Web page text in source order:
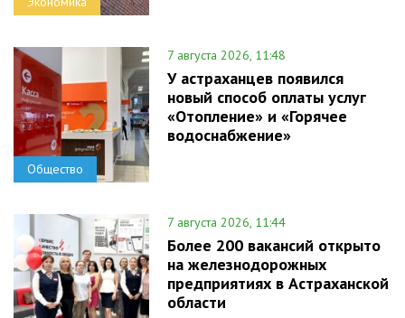
Общество
7 августа 2026, 11:48
У астраханцев появился
новый способ оплаты услуг
«Отопление» и «Горячее
водоснабжение»
7 августа 2026, 11:44
Более 200 вакансий открыто
на железнодорожных
предприятиях в Астраханской
области